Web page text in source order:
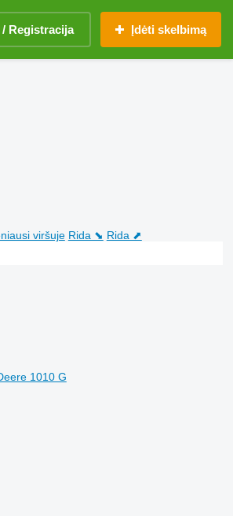
Registracija Įdėti skelbimą
viršuje Rida ⬊ Rida ⬈
1010 G